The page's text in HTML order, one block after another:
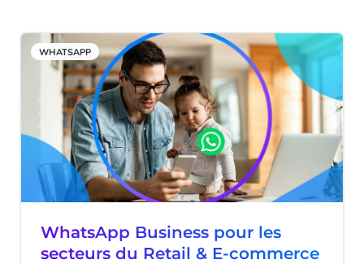
WHATSAPP
WhatsApp Business pour les
secteurs du Retail & E-commerce